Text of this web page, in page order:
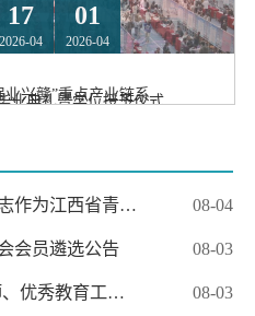
委员、副校长吴维勇、李冬伟、范杰平，党
能就业指导服务专区也吸引了不少学生驻足
17
2026-04
01
2026-04
08-04
作为江西省青…
08-03
会员遴选公告
08-03
、优秀教育工…